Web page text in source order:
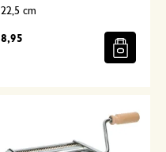
22,5 cm
8,95